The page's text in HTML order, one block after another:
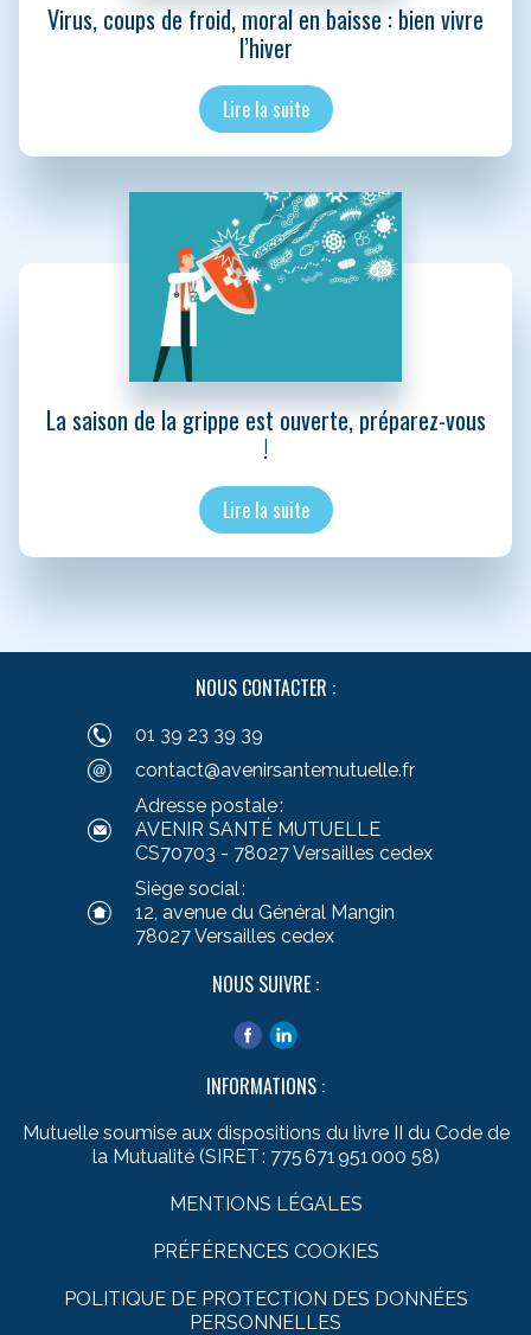
Virus, coups de froid, moral en baisse : bien vivre
l’hiver
Lire la suite
La saison de la grippe est ouverte, préparez-vous
!
Lire la suite
NOUS CONTACTER :
01 39 23 39 39
contact@avenirsantemutuelle.fr
Adresse postale :
AVENIR SANTÉ MUTUELLE
CS70703 - 78027 Versailles cedex
Siège social :
12, avenue du Général Mangin
78027 Versailles cedex
NOUS SUIVRE :
INFORMATIONS :
Mutuelle soumise aux dispositions du livre II du Code de
la Mutualité (SIRET : 775 671 951 000 58)
MENTIONS LÉGALES
PRÉFÉRENCES COOKIES
POLITIQUE DE PROTECTION DES DONNÉES
PERSONNELLES